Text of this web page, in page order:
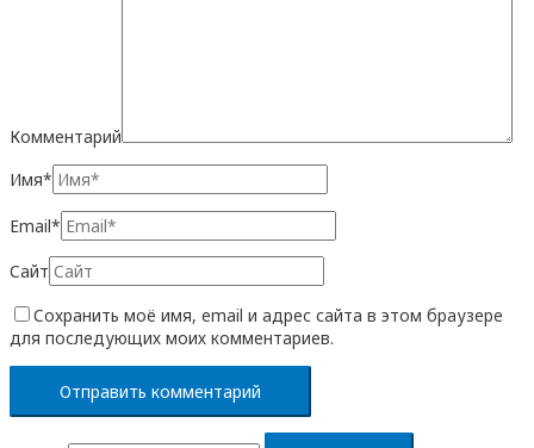
Комментарий
Имя*
Email*
Сайт
Сохранить моё имя, email и адрес сайта в этом браузере
для последующих моих комментариев.